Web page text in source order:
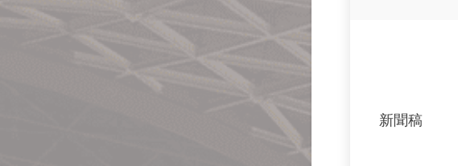
新聞稿